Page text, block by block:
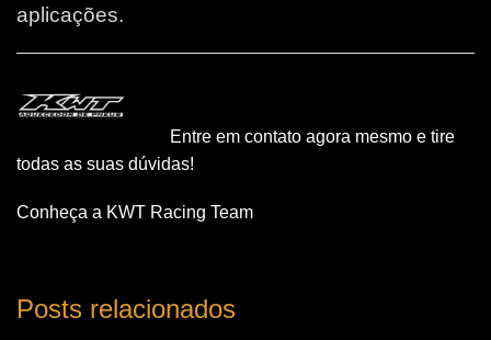
aplicações.
Entre em contato agora mesmo e tire
todas as suas dúvidas!
Conheça a KWT Racing Team
Posts relacionados